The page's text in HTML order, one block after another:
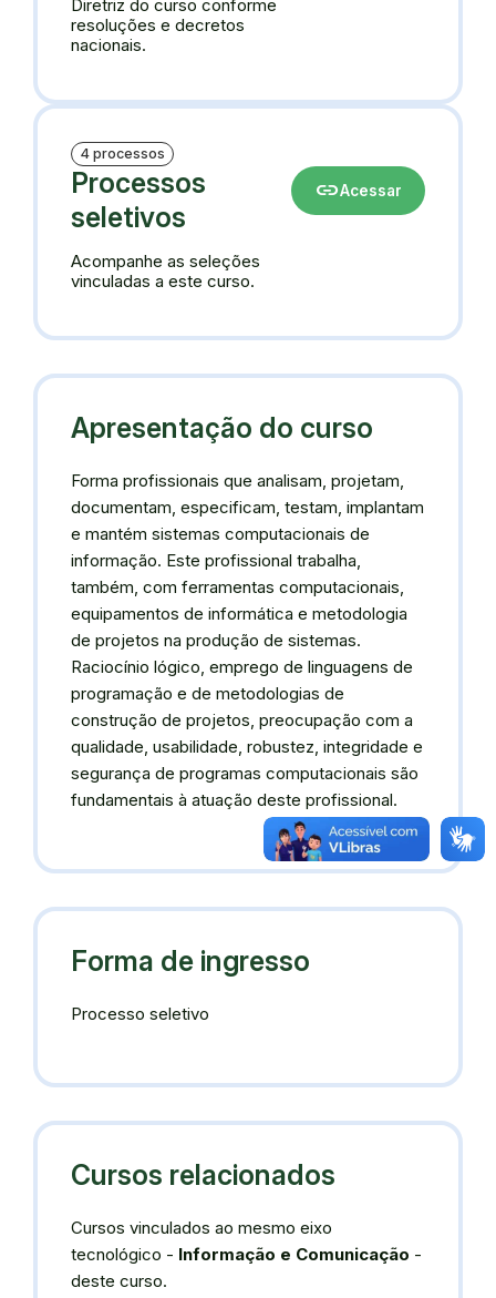
Diretriz do curso conforme
resoluções e decretos
nacionais.
4 processos
Processos
seletivos
Acompanhe as seleções
vinculadas a este curso.
linkAcessar
Apresentação do curso
Forma profissionais que analisam, projetam,
documentam, especificam, testam, implantam
e mantém sistemas computacionais de
informação. Este profissional trabalha,
também, com ferramentas computacionais,
equipamentos de informática e metodologia
de projetos na produção de sistemas.
Raciocínio lógico, emprego de linguagens de
programação e de metodologias de
construção de projetos, preocupação com a
qualidade, usabilidade, robustez, integridade e
segurança de programas computacionais são
fundamentais à atuação deste profissional.
Forma de ingresso
Processo seletivo
Cursos relacionados
Cursos vinculados ao mesmo eixo
tecnológico - Informação e Comunicação -
deste curso.